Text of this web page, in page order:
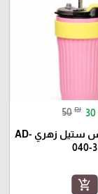
50 ₪ 30
مطرة ستانليس ستيل زهري AD-
040-3
add_shopping_cart